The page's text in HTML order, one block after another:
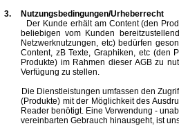
3.
Nutzungsbedingungen/Urheberrecht
Der Kunde erhält am Content (den
beliebigen vom Kunden
Netzwerknutzungen, etc) bedürfen
Content, zB Texte, Graphiken, etc (den
Produkte) im Rahmen dieser AGB zu
Verfügung zu stellen.
Die Dienstleistungen umfassen den Zugriff
(Produkte) mit der Möglichkeit des
Reader benötigt. Eine Verwendung -
vereinbarten Gebrauch hinausgeht, ist